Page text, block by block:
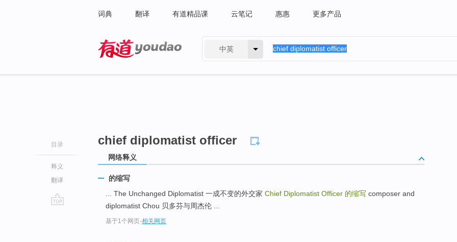
词典 翻译 有道精品课 云笔记 惠惠 更多产品
中英
目录
释义
翻译
chief diplomatist officer
网络释义
的缩写
... The Unchanged Diplomatist 一成不变的外交家 Chief Diplomatist Officer 的缩写 composer and
diplomatist Chou 贝多芬与周杰伦 ...
基于1个网页-相关网页